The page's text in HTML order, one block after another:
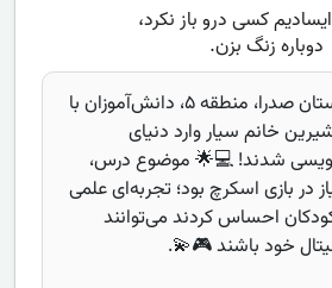
در کلاس چهارم دبستان صدرا، منطقه ۵، دانش‌آموزان با
خانم سیار وارد دنیای
شدند! 💻🌟 موضوع درس،
در بازی اسکرچ بود؛ تجربه‌ای علمی
کودکان احساس کردند می‌توانند
خود باشند 🎮💫.